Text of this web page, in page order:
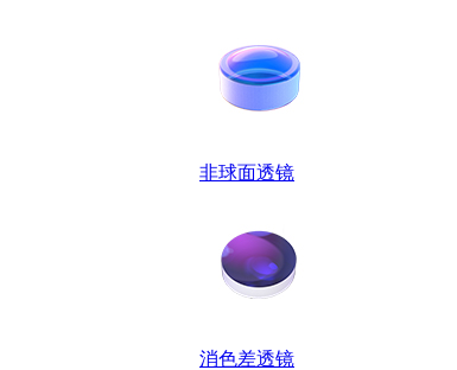
非球面透镜
消色差透镜